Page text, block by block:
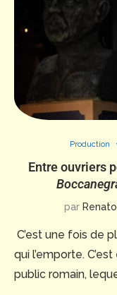
Production
Entre ouvriers
par
C’est une fois de
qui l’emporte.
public romain,